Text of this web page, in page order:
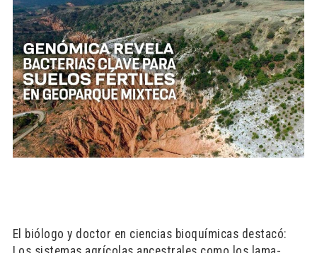
El biólogo y doctor en ciencias bioquímicas destacó: